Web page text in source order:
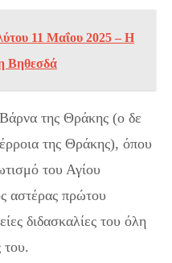
11 Μαΐου 2025 – Η
Βηθεσδά
της Θράκης (ο δε
της Θράκης), όπου
του Αγίου
αστέρας πρώτου
διδασκαλίες του όλη
του.